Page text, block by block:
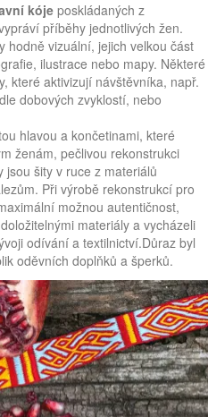
kójeposkládaných z
příběhy jednotlivých žen.
hodně vizuální, jejich velkou část
ilustrace nebo mapy. Některé
které aktivizují návštěvníka, např.
dobových zvyklostí, nebo
hlavou a končetinami, které
ženám, pečlivou rekonstrukci
jsou šity v ruce z materiálů
Při výrobě rekonstrukcí pro
možnou autentičnost,
materiály a vycházeli
odívání a textilnictví.Důraz byl
oděvních doplňků a šperků.